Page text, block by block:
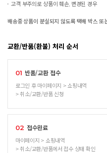
고객 부주의로 상품이 훼손, 변경된 경우
배송중 상품이 분실되지 않도록 택배 박스
교환/반품(환불) 처리 순서
01 반품/교환 접수
로그인 후 마이페이지 > 쇼핑내역
> 취소/교환/반품 신청
02 접수완료
마이페이지 > 쇼핑내역
> 취소/교환/반품에서 접수 상태 확인